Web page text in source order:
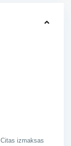
Citas izmaksas